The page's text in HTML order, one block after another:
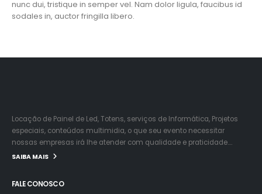
Nulla nunc dui, tristique in semper vel, congue sed ligula. Nam
dolor ligula, faucibus id sodales in, auctor fringilla libero. Nulla
Locação de Painel de Led, Totens, serviços de Informática, Projetos
especiais, conteúdos multimidia, o que seu evento necessitar
SAIBA MAIS